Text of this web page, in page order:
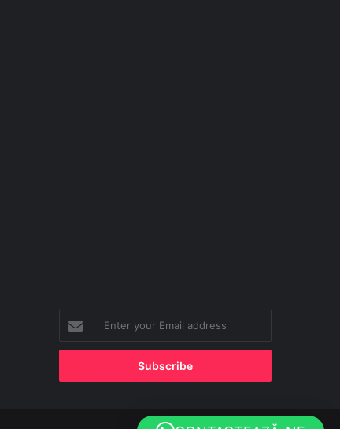
Enter
your
Email